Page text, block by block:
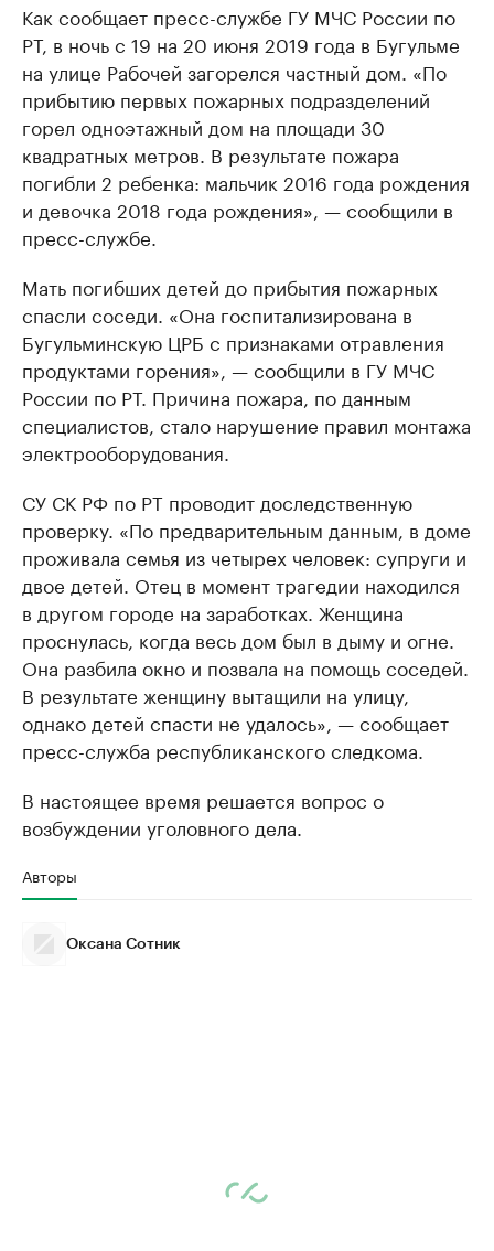
Как сообщает пресс-службе ГУ МЧС России по
РТ, в ночь с 19 на 20 июня 2019 года в Бугульме
на улице Рабочей загорелся частный дом. «По
прибытию первых пожарных подразделений
горел одноэтажный дом на площади 30
квадратных метров. В результате пожара
погибли 2 ребенка: мальчик 2016 года рождения
и девочка 2018 года рождения», — сообщили в
пресс-службе.
Мать погибших детей до прибытия пожарных
спасли соседи. «Она госпитализирована в
Бугульминскую ЦРБ с признаками отравления
продуктами горения», — сообщили в ГУ МЧС
России по РТ. Причина пожара, по данным
специалистов, стало нарушение правил монтажа
электрооборудования.
СУ СК РФ по РТ проводит доследственную
проверку. «По предварительным данным, в доме
проживала семья из четырех человек: супруги и
двое детей. Отец в момент трагедии находился
в другом городе на заработках. Женщина
проснулась, когда весь дом был в дыму и огне.
Она разбила окно и позвала на помощь соседей.
В результате женщину вытащили на улицу,
однако детей спасти не удалось», — сообщает
пресс-служба республиканского следкома.
В настоящее время решается вопрос о
возбуждении уголовного дела.
Авторы
Оксана Сотник